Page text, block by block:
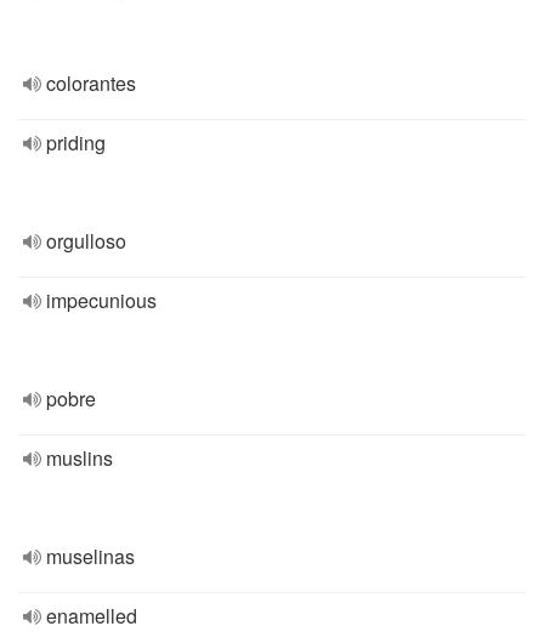
colorantes
priding
orgulloso
impecunious
pobre
muslins
muselinas
enamelled